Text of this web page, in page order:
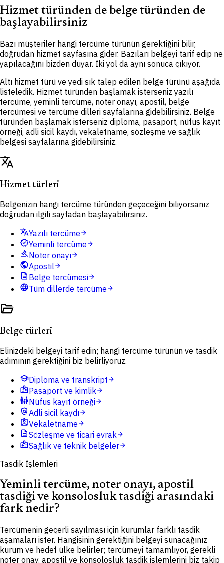
Hizmet türünden de belge türünden de
başlayabilirsiniz
Bazı müşteriler hangi tercüme türünün gerektiğini bilir,
doğrudan hizmet sayfasına gider. Bazıları belgeyi tarif edip ne
yapılacağını bizden duyar. İki yol da aynı sonuca çıkıyor.
Altı hizmet türü ve yedi sık talep edilen belge türünü aşağıda
listeledik. Hizmet türünden başlamak isterseniz yazılı
tercüme, yeminli tercüme, noter onayı, apostil, belge
tercümesi ve tercüme dilleri sayfalarına gidebilirsiniz. Belge
türünden başlamak isterseniz diploma, pasaport, nüfus kayıt
örneği, adli sicil kaydı, vekaletname, sözleşme ve sağlık
belgesi sayfalarına gidebilirsiniz.
translate
Hizmet türleri
Belgenizin hangi tercüme türünden geçeceğini biliyorsanız
doğrudan ilgili sayfadan başlayabilirsiniz.
translateYazılı tercümearrow_forward
verifiedYeminli tercümearrow_forward
gavelNoter onayıarrow_forward
publicApostilarrow_forward
description Belge tercümesiarrow_forward
languageTüm dillerde tercümearrow_forward
folder_open
Belge türleri
Elinizdeki belgeyi tarif edin; hangi tercüme türünün ve tasdik
adımının gerektiğini biz belirliyoruz.
schoolDiploma ve transkriptarrow_forward
badgePasaport ve kimlikarrow_forward
family_restroomNüfus kayıt örneğiarrow_forward
policyAdli sicil kaydıarrow_forward
assignment_indVekaletnamearrow_forward
descriptionSözleşme ve ticari evrakarrow_forward
medical_informationSağlık ve teknik belgelerarrow_forward
Tasdik İşlemleri
Yeminli tercüme, noter onayı, apostil
tasdiği ve konsolosluk tasdiği arasındaki
fark nedir?
Tercümenin geçerli sayılması için kurumlar farklı tasdik
aşamaları ister. Hangisinin gerektiğini belgeyi sunacağınız
kurum ve hedef ülke belirler; tercümeyi tamamlıyor, gerekli
noter onay, apostil ve konsolosluk tasdik işlemlerini biz takip